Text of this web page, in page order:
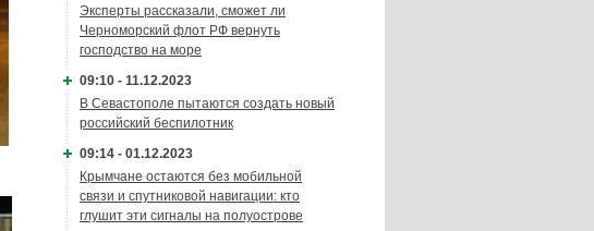
Эксперты рассказали, сможет ли
Черноморский флот РФ вернуть
господство на море
09:10 - 11.12.2023
В Севастополе пытаются создать новый
российский беспилотник
09:14 - 01.12.2023
Крымчане остаются без мобильной
связи и спутниковой навигации: кто
глушит эти сигналы на полуострове